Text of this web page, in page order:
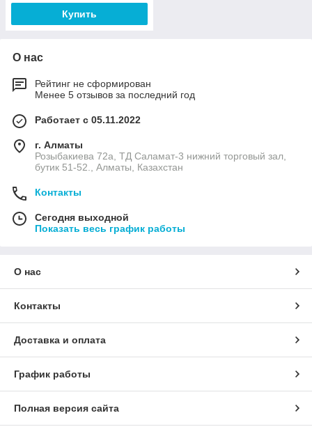
Купить
О нас
Рейтинг не сформирован
Менее 5 отзывов за последний год
Работает с 05.11.2022
г. Алматы
Розыбакиева 72а, ТД Саламат-3 нижний торговый зал,
бутик 51-52., Алматы, Казахстан
Контакты
Сегодня выходной
Показать весь график работы
О нас
Контакты
Доставка и оплата
График работы
Полная версия сайта